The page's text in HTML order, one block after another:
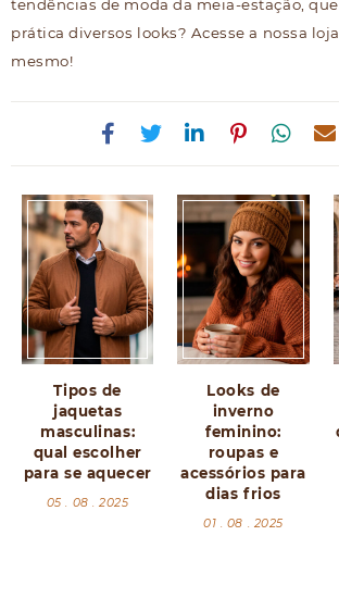
tendências de moda da meia-estação,
prática diversos looks? Acesse a nossa
mesmo!
Tipos de
jaquetas
masculinas:
qual escolher
para se aquecer
05 . 08 . 2025
Looks de
inverno
feminino:
roupas e
acessórios para
dias frios
01 . 08 . 2025